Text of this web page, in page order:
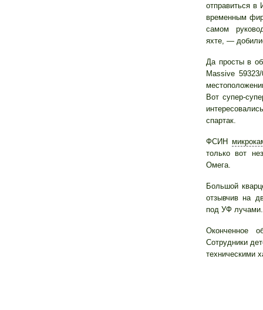
отправиться в
временным
самом
яхте, —
Да просты в
Massive
Вот супер-
спартак.
ФСИН
только вот
Омега.
Большой
отзывчив на
под УФ лучами.
Оконченное
Сотрудники
техническими